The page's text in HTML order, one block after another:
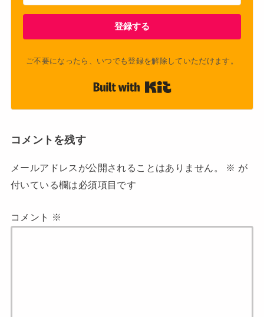
登録する
ご不要になったら、いつでも登録を解除していただけます。
コメントを残す
メールアドレスが公開されることはありません。 ※ が
付いている欄は必須項目です
コメント ※